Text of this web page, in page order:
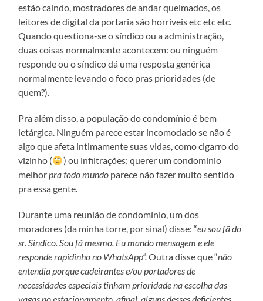
estão caindo, mostradores de andar queimados, os
leitores de digital da portaria são horríveis etc etc etc.
Quando questiona-se o síndico ou a administração,
duas coisas normalmente acontecem: ou ninguém
responde ou o síndico dá uma resposta genérica
normalmente levando o foco pras prioridades (de
quem?).
Pra além disso, a população do condomínio é bem
letárgica. Ninguém parece estar incomodado se não é
algo que afeta intimamente suas vidas, como cigarro do
vizinho (
) ou infiltrações; querer um condomínio
melhorpra todo mundo parece não fazer muito sentido
pra essa gente.
Durante uma reunião de condomínio, um dos
moradores (da minha torre, por sinal) disse: “eu sou fã do
sr. Síndico. Sou fã mesmo. Eu mando mensagem e ele
responde rapidinho no WhatsApp”.Outra disse que “não
entendia porque cadeirantes e/ou portadores de
necessidades especiais tinham prioridade na escolha das